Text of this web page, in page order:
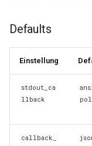
Defaults
Einstellung
stdout_ca
llback
callback_